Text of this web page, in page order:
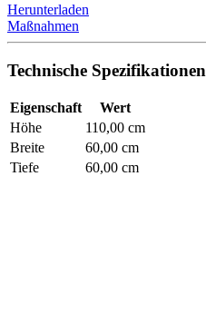
Herunterladen
Maßnahmen
Technische Spezifikationen
Eigenschaft
Wert
Höhe
110,00 cm
Breite
60,00 cm
Tiefe
60,00 cm